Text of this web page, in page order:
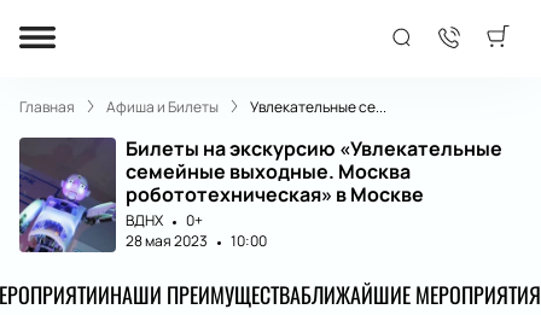
Главная Афиша и Билеты Увлекательные се...
Билеты на экскурсию «Увлекательные
семейные выходные. Москва
робототехническая» в Москве
ВДНХ
0+
28 мая 2023
10:00
НАШИ ПРЕИМУЩЕСТВАБЛИЖАЙШИЕ МЕРОПРИЯТИЯ